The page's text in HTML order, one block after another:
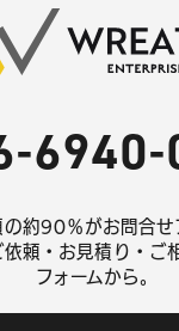
6940-
約90％がお問合せ
依頼・お見積り・ご
フォームから。